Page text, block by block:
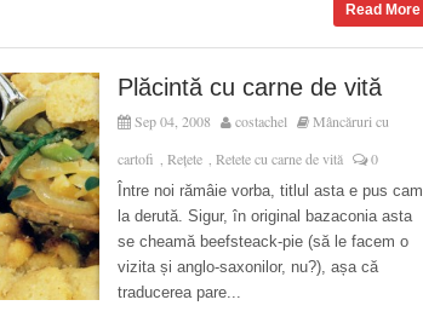
Read More
Plăcintă cu carne de vită
Sep 04, 2008 costachel
Mâncăruri cu
cartofi , Rețete , Retete cu carne de vită 0
Între noi rămâie vorba, titlul asta e pus cam
la derută. Sigur, în original bazaconia asta
se cheamă beefsteack-pie (să le facem o
vizita și anglo-saxonilor, nu?), așa că
traducerea pare...